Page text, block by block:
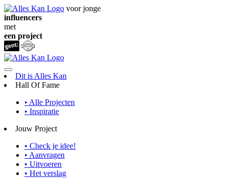
voor jonge
influencers
met
een project
Dit is Alles Kan
Hall Of Fame
• Alle Projecten
• Inspiratie
Jouw Project
• Check je idee!
• Aanvragen
• Uitvoeren
• Het verslag